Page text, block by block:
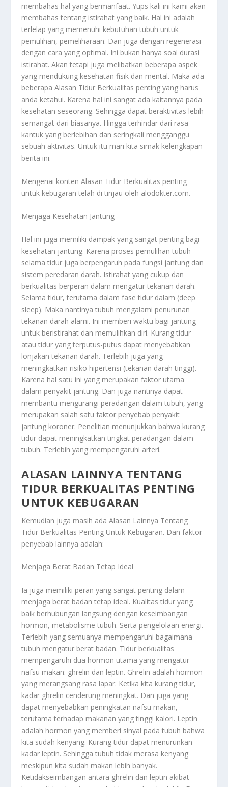
membahas hal yang bermanfaat. Yups kali ini kami akan
membahas tentang istirahat yang baik. Hal ini adalah
terlelap yang memenuhi kebutuhan tubuh untuk
pemulihan, pemeliharaan. Dan juga dengan regenerasi
dengan cara yang optimal. Ini bukan hanya soal durasi
istirahat. Akan tetapi juga melibatkan beberapa aspek
yang mendukung kesehatan fisik dan mental. Maka ada
beberapaAlasan Tidur Berkualitas penting yang harus
anda ketahui. Karena hal ini sangat ada kaitannya pada
kesehatan seseorang. Sehingga dapat beraktivitas lebih
semangat dari biasanya. Hingga terhindar dari rasa
kantuk yang berlebihan dan seringkali mengganggu
sebuah aktivitas. Untuk itu mari kita simak kelengkapan
berita ini.
Mengenai kontenAlasan Tidur Berkualitas penting
untuk kebugaran telah di tinjau oleh alodokter.com.
Menjaga Kesehatan Jantung
Hal ini juga memiliki dampak yang sangat penting bagi
kesehatan jantung. Karena proses pemulihan tubuh
selama tidur juga berpengaruh pada fungsi jantung dan
sistem peredaran darah. Istirahat yang cukup dan
berkualitas berperan dalam mengatur tekanan darah.
Selama tidur, terutama dalam fase tidur dalam (deep
sleep). Maka nantinya tubuh mengalami penurunan
tekanan darah alami. Ini memberi waktu bagi jantung
untuk beristirahat dan memulihkan diri. Kurang tidur
atau tidur yang terputus-putus dapat menyebabkan
lonjakan tekanan darah. Terlebih juga yang
meningkatkan risiko hipertensi (tekanan darah tinggi).
Karena hal satu ini yang merupakan faktor utama
dalam penyakit jantung. Dan juga nantinya dapat
membantu mengurangi peradangan dalam tubuh, yang
merupakan salah satu faktor penyebab penyakit
jantung koroner. Penelitian menunjukkan bahwa kurang
tidur dapat meningkatkan tingkat peradangan dalam
tubuh. Terlebih yang mempengaruhi arteri.
ALASAN LAINNYA TENTANG
TIDUR BERKUALITAS PENTING
UNTUK KEBUGARAN
Kemudian juga masih adaAlasan Lainnya Tentang
Tidur Berkualitas Penting Untuk Kebugaran. Dan faktor
penyebab lainnya adalah:
Menjaga Berat Badan Tetap Ideal
Ia juga memiliki peran yang sangat penting dalam
menjaga berat badan tetap ideal. Kualitas tidur yang
baik berhubungan langsung dengan keseimbangan
hormon, metabolisme tubuh. Serta pengelolaan energi.
Terlebih yang semuanya mempengaruhi bagaimana
tubuh mengatur berat badan. Tidur berkualitas
mempengaruhi dua hormon utama yang mengatur
nafsu makan: ghrelin dan leptin. Ghrelin adalah hormon
yang merangsang rasa lapar. Ketika kita kurang tidur,
kadar ghrelin cenderung meningkat. Dan juga yang
dapat menyebabkan peningkatan nafsu makan,
terutama terhadap makanan yang tinggi kalori. Leptin
adalah hormon yang memberi sinyal pada tubuh bahwa
kita sudah kenyang. Kurang tidur dapat menurunkan
kadar leptin. Sehingga tubuh tidak merasa kenyang
meskipun kita sudah makan lebih banyak.
Ketidakseimbangan antara ghrelin dan leptin akibat